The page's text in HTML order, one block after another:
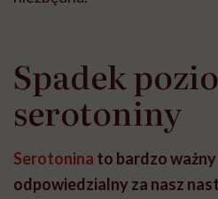
Spadek
serotoniny
Serotonina to bardzo
odpowiedzialny za nasz